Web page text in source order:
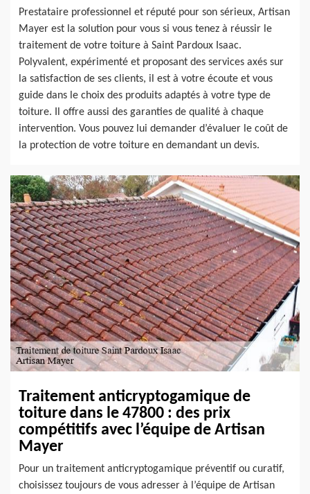
Prestataire professionnel et réputé pour son sérieux, Artisan
Mayer est la solution pour vous si vous tenez à réussir le
traitement de votre toiture à Saint Pardoux Isaac.
Polyvalent, expérimenté et proposant des services axés sur
la satisfaction de ses clients, il est à votre écoute et vous
guide dans le choix des produits adaptés à votre type de
toiture. Il offre aussi des garanties de qualité à chaque
intervention. Vous pouvez lui demander d’évaluer le coût de
la protection de votre toiture en demandant un devis.
Traitement anticryptogamique de
toiture dans le 47800 : des prix
compétitifs avec l’équipe de Artisan
Mayer
Pour un traitement anticryptogamique préventif ou curatif,
choisissez toujours de vous adresser à l’équipe de Artisan